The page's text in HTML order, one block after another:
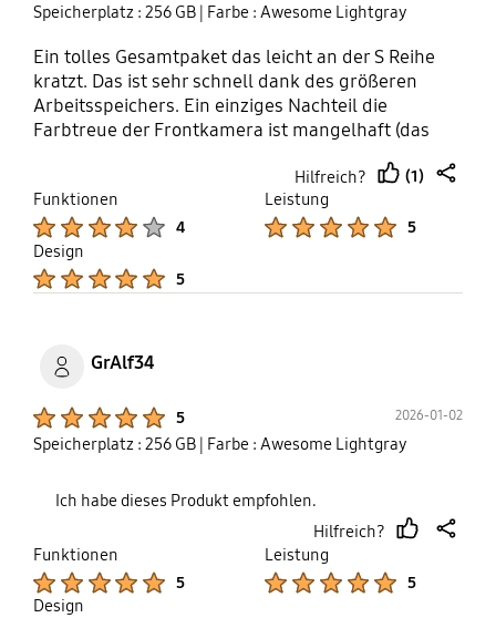
Speicherplatz : 256 GB | Farbe : Awesome Lightgray
Ein tolles Gesamtpaket das leicht an der S Reihe
kratzt. Das ist sehr schnell dank des größeren
Arbeitsspeichers. Ein einziges Nachteil die
Farbtreue der Frontkamera ist mangelhaft (das
Hilfreich?
up
(1)
Funktionen
4
Leistung
5
Design
5
GrAlf34
5 2026-01-02
Speicherplatz : 256 GB | Farbe : Awesome Lightgray
Ich habe dieses Produkt empfohlen.
Hilfreich?
up
Funktionen
5
Leistung
5
Design